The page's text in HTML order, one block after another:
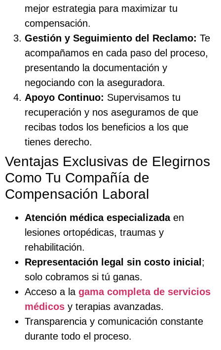
mejor estrategia para maximizar tu
compensación.
Gestión y Seguimiento del Reclamo: Te
acompañamos en cada paso del proceso,
presentando la documentación y
negociando con la aseguradora.
Apoyo Continuo: Supervisamos tu
recuperación y nos aseguramos de que
recibas todos los beneficios a los que
tienes derecho.
Ventajas Exclusivas de Elegirnos
Como Tu Compañía de
Compensación Laboral
Atención médica especializadaen
lesiones ortopédicas, traumas y
rehabilitación.
Representación legal sin costo inicial;
solo cobramos si tú ganas.
Acceso a la gama completa de servicios
médicos y terapias avanzadas.
Transparencia y comunicación constante
durante todo el proceso.